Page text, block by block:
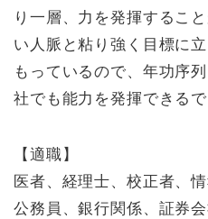
り一層、力を発揮するこ
い人脈と粘り強く目標に
もっているので、年功序
社でも能力を発揮できるで
【適職】
医者、経理士、校正者、
公務員、銀行関係、証券会